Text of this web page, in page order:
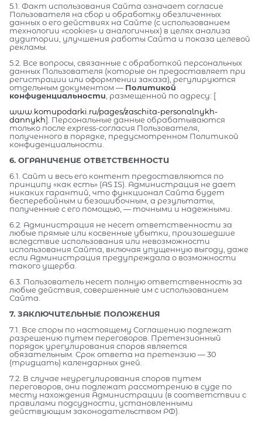
5.1. Факт использования Сайта означает согласие
Пользователя на сбор и обработку обезличенных
данных о его действиях на Сайте (с использованием
технологии «cookies» и аналогичных) в целях анализа
аудитории, улучшения работы Сайта и показа целевой
рекламы.
5.2. Все вопросы, связанные с обработкой персональных
данных Пользователя (которые он предоставляет при
регистрации или оформлении заказа), регулируются
отдельным документом — Политикой
конфиденциальности , размещенной по адресу: [
www.komupodarki.ru/pages/zaschita-personalnykh-
dannykh]. Персональные данные обрабатываются
только после express-согласия Пользователя,
полученного в порядке, предусмотренном Политикой
конфиденциальности.
6. ОГРАНИЧЕНИЕ ОТВЕТСТВЕННОСТИ
6.1. Сайт и весь его контент предоставляются по
принципу «как есть» (AS IS). Администрация не дает
никаких гарантий, что функционал Сайта будет
бесперебойным и безошибочным, а результаты,
полученные с его помощью, — точными и надежными.
6.2. Администрация не несет ответственности за
любые прямые или косвенные убытки, произошедшие
вследствие использования или невозможности
использования Сайта, включая упущенную выгоду, даже
если Администрация предупреждала о возможности
такого ущерба.
6.3. Пользователь несет полную ответственность за
любые действия, совершенные им с использованием
Сайта.
7. ЗАКЛЮЧИТЕЛЬНЫЕ ПОЛОЖЕНИЯ
7.1. Все споры по настоящему Соглашению подлежат
разрешению путем переговоров. Претензионный
порядок урегулирования споров является
обязательным. Срок ответа на претензию — 30
(тридцать) календарных дней.
7.2. В случае неурегулирования споров путем
переговоров, они подлежат рассмотрению в суде по
месту нахождения Администрации (в соответствии с
правилами подсудности, установленными
действующим законодательством РФ).